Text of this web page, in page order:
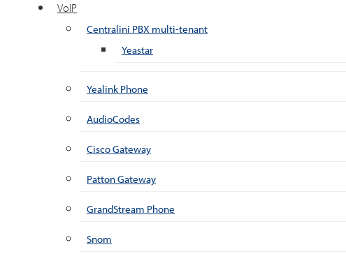
VoIP
Centralini PBX multi-tenant
Yeastar
Yealink Phone
AudioCodes
Cisco Gateway
Patton Gateway
GrandStream Phone
Snom